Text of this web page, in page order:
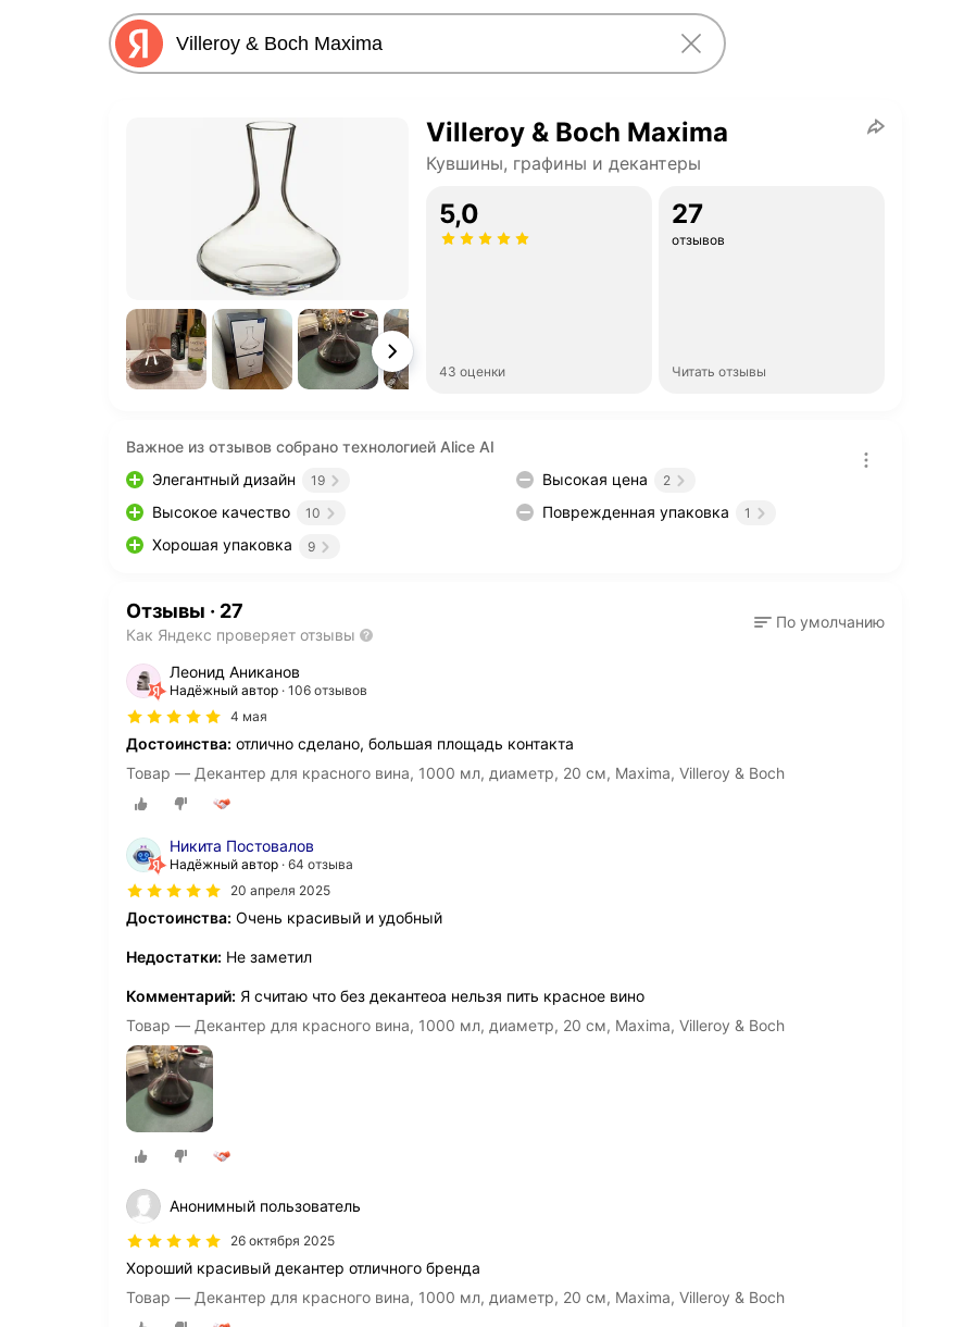
Villeroy & Boch Maxima
Кувшины, графины и декантеры
5,0
43 оценки
27
отзывов
Читать отзывы
Важное из отзывов собрано технологией Alice AI
Элегантный дизайн
19
Высокое качество 10
Хорошая упаковка 9
Высокая цена 2
Поврежденная упаковка 1
Отзывы · 27
Как Яндекс проверяет отзывы
По умолчанию
Леонид Аниканов
Надёжный автор 106 отзывов
4 мая
Достоинства: отлично сделано, большая площадь контакта
Товар — Декантер для красного вина, 1000 мл, диаметр, 20 см, Maxima, Villeroy & Boch
Никита Постовалов
Надёжный автор 64 отзыва
20 апреля 2025
Достоинства: Очень красивый и удобный
Недостатки: Не заметил
Комментарий: Я считаю что без декантеоа нельзя пить красное вино
Товар — Декантер для красного вина, 1000 мл, диаметр, 20 см, Maxima, Villeroy & Boch
Анонимный пользователь
26 октября 2025
Хороший красивый декантер отличного бренда
Товар — Декантер для красного вина, 1000 мл, диаметр, 20 см, Maxima, Villeroy & Boch